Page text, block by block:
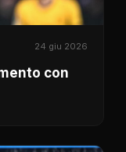
24 giu 2026
con